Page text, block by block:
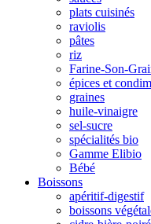
plats cuisinés
raviolis
pâtes
riz
Farine-Son-
épices et
graines
huile-vinaigre
sel-sucre
spécialités bio
Gamme Elibio
Bébé
Boissons
apéritif-digestif
boissons